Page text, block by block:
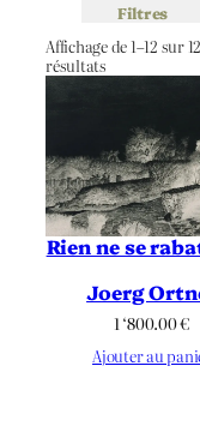
Filtres
Affichage de 1–12 sur
résultats
Rien ne se
Joerg
1 ‘800.00€
Ajouter au